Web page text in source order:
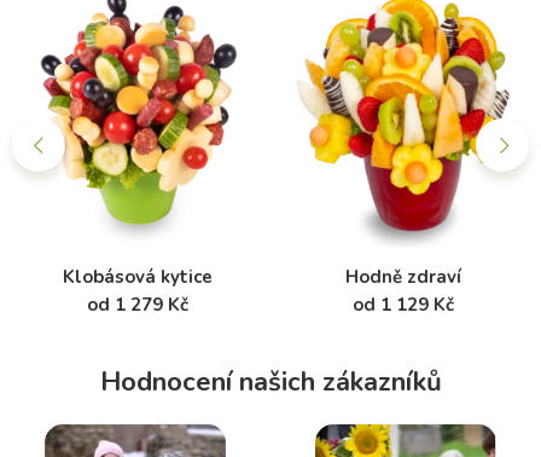
Klobásová kytice
od 1 279 Kč
Hodně zdraví
od 1 129 Kč
Hodnocení našich zákazníků